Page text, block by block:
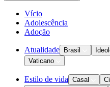
Vício
Adolescência
Adoção
Atualidade Brasil
Vaticano
Estilo de vida Casal